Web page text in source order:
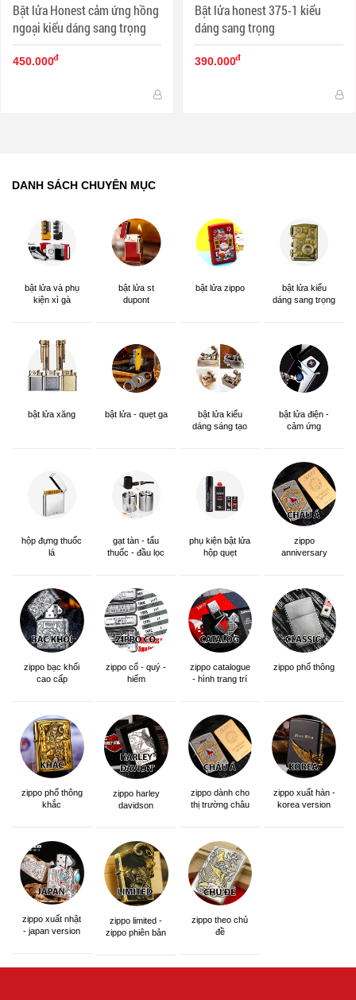
Bật lửa Honest cảm ứng hồng
ngoại kiểu dáng sang trọng
450.000đ
Bật lửa honest 375-1 kiểu
dáng sang trọng
390.000đ
DANH SÁCH CHUYÊN MỤC
bật lửa và phụ
kiện xì gà
bật lửa st
dupont
bật lửa zippo
bật lửa kiểu
dáng sang trọng
bật lửa xăng bật lửa - quẹt ga
bật lửa kiểu
dáng sáng tạo
bật lửa điện -
cảm ứng
hộp đựng thuốc
lá
gạt tàn - tẩu
thuốc - đầu lọc
phụ kiện bật lửa
hộp quẹt
zippo
anniversary
zippo bạc khối
cao cấp
zippo cổ - quý -
hiếm
zippo catalogue
- hình trang trí
zippo phổ thông
zippo phổ thông
khắc
zippo harley
davidson
zippo dành cho
thị trường châu
zippo xuất hàn -
korea version
zippo xuất nhật
- japan version
zippo limited -
zippo phiên bản
zippo theo chủ
đề